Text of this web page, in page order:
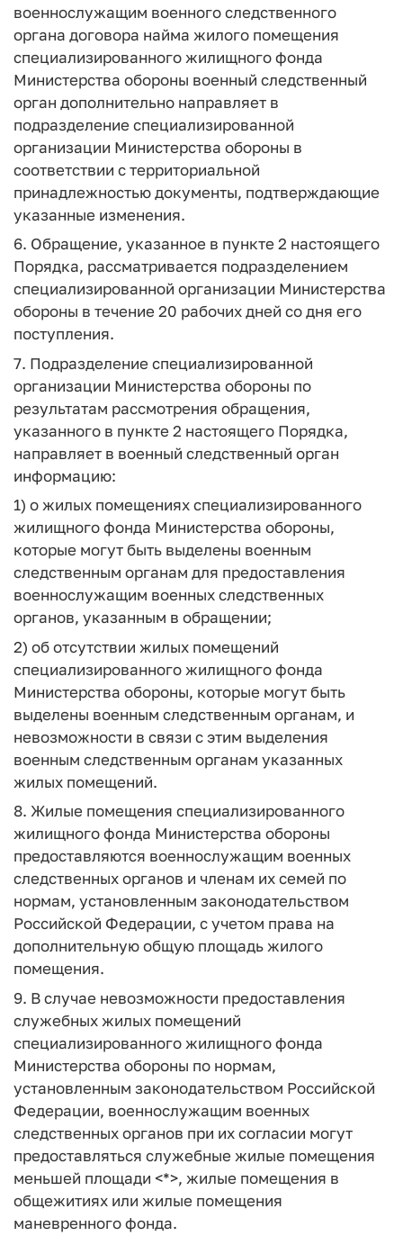
военнослужащим военного следственного
органа договора найма жилого помещения
специализированного жилищного фонда
Министерства обороны военный следственный
орган дополнительно направляет в
подразделение специализированной
организации Министерства обороны в
соответствии с территориальной
принадлежностью документы, подтверждающие
указанные изменения.
6. Обращение, указанное в пункте 2 настоящего
Порядка, рассматривается подразделением
специализированной организации Министерства
обороны в течение 20 рабочих дней со дня его
поступления.
7. Подразделение специализированной
организации Министерства обороны по
результатам рассмотрения обращения,
указанного в пункте 2 настоящего Порядка,
направляет в военный следственный орган
информацию:
1) о жилых помещениях специализированного
жилищного фонда Министерства обороны,
которые могут быть выделены военным
следственным органам для предоставления
военнослужащим военных следственных
органов, указанным в обращении;
2) об отсутствии жилых помещений
специализированного жилищного фонда
Министерства обороны, которые могут быть
выделены военным следственным органам, и
невозможности в связи с этим выделения
военным следственным органам указанных
жилых помещений.
8. Жилые помещения специализированного
жилищного фонда Министерства обороны
предоставляются военнослужащим военных
следственных органов и членам их семей по
нормам, установленным законодательством
Российской Федерации, с учетом права на
дополнительную общую площадь жилого
помещения.
9. В случае невозможности предоставления
служебных жилых помещений
специализированного жилищного фонда
Министерства обороны по нормам,
установленным законодательством Российской
Федерации, военнослужащим военных
следственных органов при их согласии могут
предоставляться служебные жилые помещения
меньшей площади <*>, жилые помещения в
общежитиях или жилые помещения
маневренного фонда.